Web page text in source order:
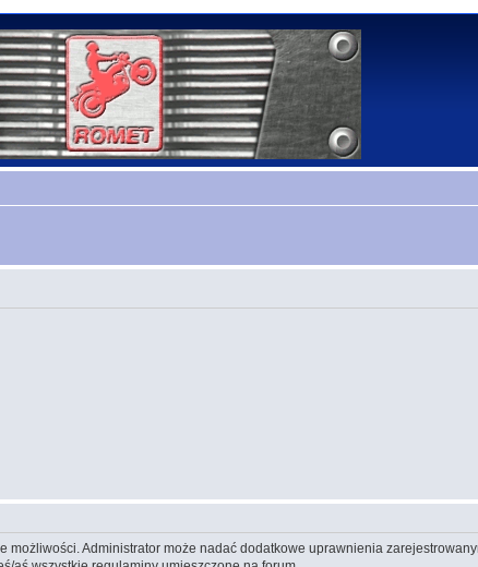
Administrator może nadać dodatkowe uprawnienia